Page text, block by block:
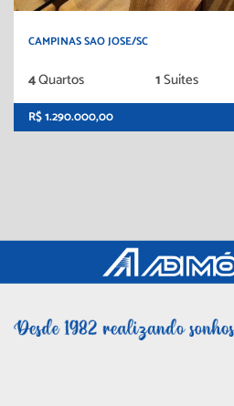
CAMPINAS SAO JOSE/SC
4Quartos 1Suítes
R$ 1.290.000,00